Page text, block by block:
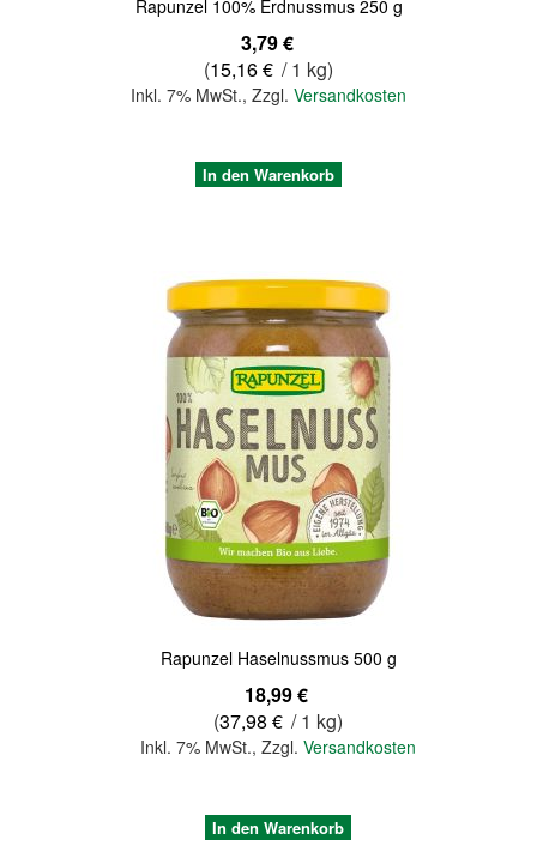
Rapunzel 100% Erdnussmus 250 g
3,79 €
(15,16 € / 1 kg)
Inkl. 7% MwSt., Zzgl. Versandkosten
In den Warenkorb
Rapunzel Haselnussmus 500 g
18,99 €
(37,98 € / 1 kg)
Inkl. 7% MwSt.,Zzgl.Versandkosten
In den Warenkorb